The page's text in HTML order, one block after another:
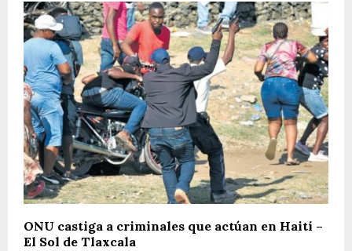
ONU castiga a criminales que actúan en Haití –
El Sol de Tlaxcala